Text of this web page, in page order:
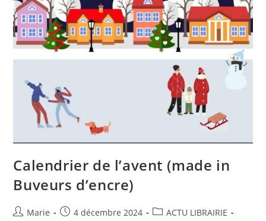
Calendrier de l’avent (made in
Buveurs d’encre)
Marie 4 décembre 2024
ACTU LIBRAIRIE